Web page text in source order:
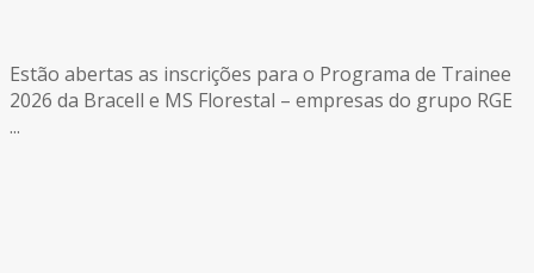
Estão abertas as inscrições para o Programa de Trainee
2026 da Bracell e MS Florestal – empresas do grupo RGE
...